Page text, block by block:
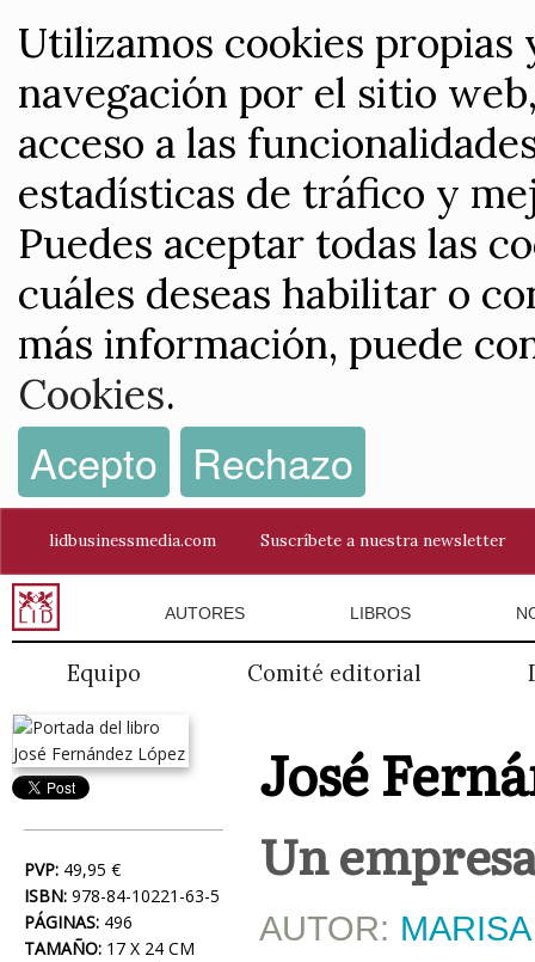
Utilizamos cookies
navegación por el sitio
acceso a las
estadísticas de tráfico y
Puedes aceptar todas las
cuáles deseas habilitar o
más información, puede
Cookies.
Acepto Rechazo
lidbusinessmedia.com Suscríbete a nuestra newsletter
AUTORES LIBROS
Equipo Comité editorial
PVP: 49,95 €
ISBN: 978-84-10221-63-5
PÁGINAS: 496
TAMAÑO: 17 X 24 CM
José
Un
AUTOR: